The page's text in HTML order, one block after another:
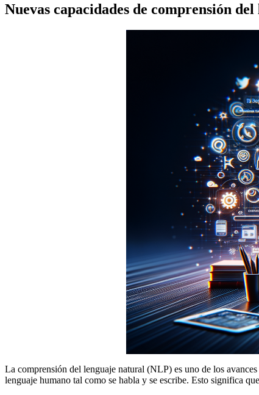
Nuevas capacidades de comprensión
La comprensión del lenguaje natural (NLP) es uno de los
lenguaje humano tal como se habla y se escribe. Esto significa